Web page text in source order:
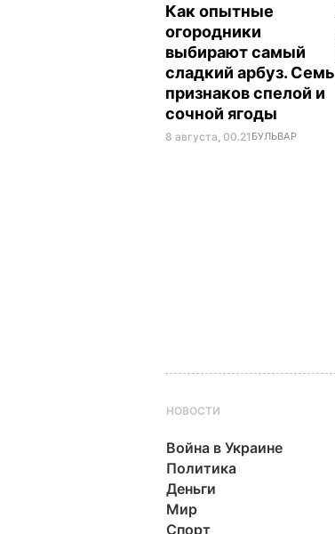
Как опытные
огородники
выбирают самый
сладкий арбуз. Семь
признаков спелой и
сочной ягоды
8 августа, 00.21 БУЛЬВАР
НОВОСТИ
Война в Украине
Политика
Деньги
Мир
Спорт